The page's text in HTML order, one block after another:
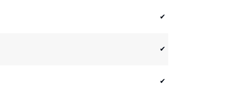
✔
✔
✔